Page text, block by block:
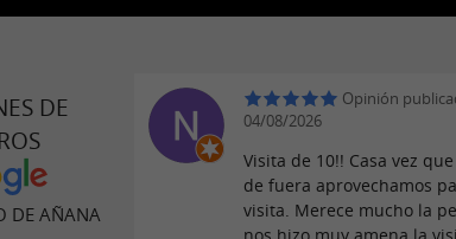
DE
DE AÑANA
Opinión
04/08/2026
Visita de 10!! Casa vez
de fuera aprovechamos
visita. Merece mucho la